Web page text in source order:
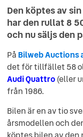
Den köptes av
har den rullat 8
och nu säljs den
På Bilweb Auctions
det för tillfället 58
Audi Quattro(eller
från 1986.
Bilen är en av tio
årsmodellen och